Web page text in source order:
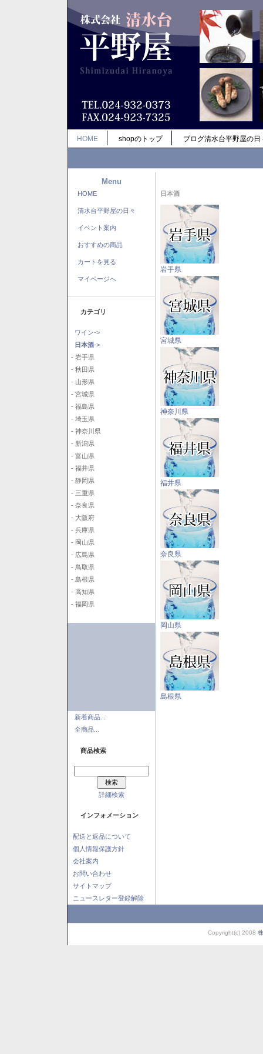
HOME shopのトップ ブログ清水台平野屋の日
Menu
HOME
清水台平野屋の日々
イベント案内
おすすめの商品
カートを見る
マイページへ
カテゴリ
ワイン->
日本酒->
- 岩手県
- 秋田県
- 山形県
- 宮城県
- 福島県
- 埼玉県
- 神奈川県
- 新潟県
- 富山県
- 福井県
- 静岡県
- 三重県
- 奈良県
- 大阪府
- 兵庫県
- 岡山県
- 広島県
- 鳥取県
- 島根県
- 高知県
- 福岡県
新着商品...
全商品...
商品検索
詳細検索
インフォメーション
配送と返品について
個人情報保護方針
会社案内
お問い合わせ
サイトマップ
ニュースレター登録解除
日本酒
岩手県
宮城県
神奈川県
福井県
奈良県
岡山県
島根県
Copyright(c) 2008